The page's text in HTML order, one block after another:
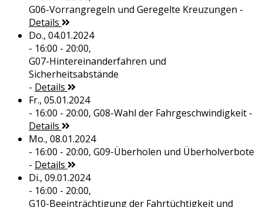
G06-Vorrangregeln und Geregelte Kreuzungen -
Details
Do., 04.01.2024
- 16:00 - 20:00,
G07-Hintereinanderfahren und
Sicherheitsabstände
- Details
Fr., 05.01.2024
- 16:00 - 20:00, G08-Wahl der Fahrgeschwindigkeit-
Details
Mo., 08.01.2024
- 16:00 - 20:00, G09-Überholen und Überholverbote
- Details
Di., 09.01.2024
- 16:00 - 20:00,
G10-Beeinträchtigung der Fahrtüchtigkeit und